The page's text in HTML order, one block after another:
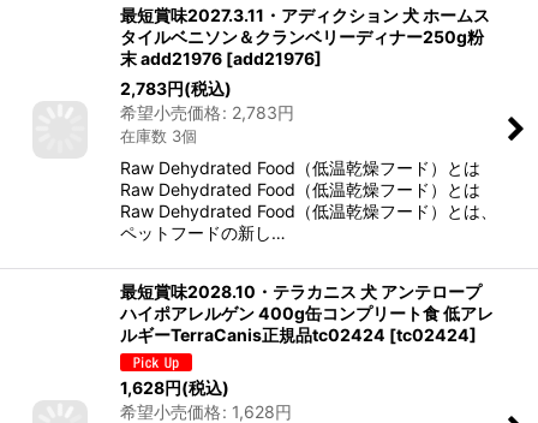
最短賞味2027.3.11・アディクション 犬 ホームス
タイルベニソン＆クランベリーディナー250g粉
末 add21976 [add21976]
2,783円(税込)
希望小売価格: 2,783円
在庫数 3個
Raw Dehydrated Food（低温乾燥フード）とは
Raw Dehydrated Food（低温乾燥フード）とは
Raw Dehydrated Food（低温乾燥フード）とは、
ペットフードの新し…
最短賞味2028.10・テラカニス 犬 アンテロープ
ハイポアレルゲン 400g缶コンプリート食 低アレ
ルギーTerraCanis正規品tc02424 [tc02424]
1,628円(税込)
希望小売価格: 1,628円